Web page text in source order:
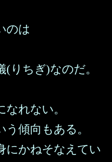
のは
りちぎ)なのだ。
れない。
傾向もある。
にかねそなえてい